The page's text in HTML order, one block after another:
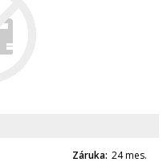
Záruka 24 mes.